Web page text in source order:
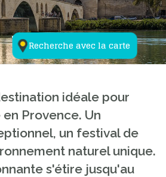
Recherche avec la carte
idéale pour
Provence. Un
un festival de
naturel unique.
s'étire jusqu'au